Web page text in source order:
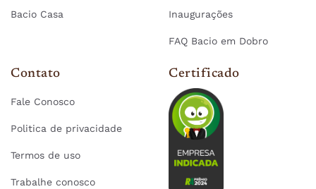
Bacio Casa Inaugurações
FAQ Bacio em Dobro
Contato
Fale Conosco
Politica de privacidade
Termos de uso
Trabalhe conosco
Certificado